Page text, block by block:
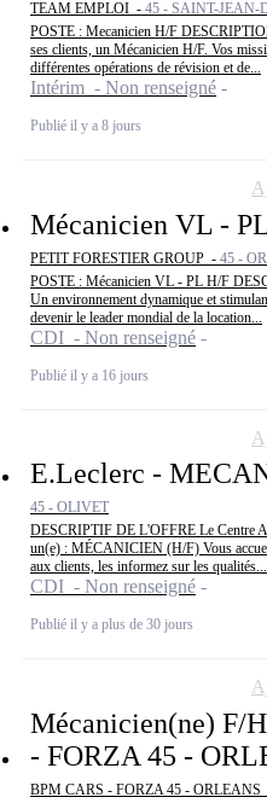
TEAM EMPLOI - 45 - SAINT-JEAN-
POSTE : Mecanicien H/F
ses clients, un Mécanicien H/F. Vos
différentes opérations de révision et de...
Intérim - Non renseigné
Publié il y a 8 jours
Mécanicien VL -
PETIT FORESTIER GROUP - 45 -
POSTE : Mécanicien VL - PL H/F
Un environnement dynamique et
devenir le leader mondial de la location...
CDI - Non renseigné
Publié il y a 16 jours
E.Leclerc -
45 - OLIVET
DESCRIPTIF DE L'OFFRE Le Centre
un(e) : MÉCANICIEN (H/F) Vous
aux clients, les informez sur les qualités...
CDI - Non renseigné
Publié il y a plus de 30 jours
Mécanicien(ne) F/
- FORZA 45 -
BPM CARS - FORZA 45 - ORLEANS